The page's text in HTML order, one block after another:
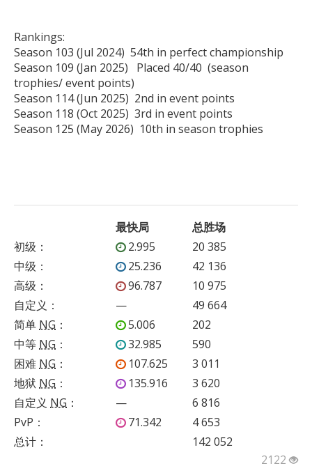
Rankings:
Season 103 (Jul 2024)  54th in perfect championship
Season 109 (Jan 2025)   Placed 40/40  (season
trophies/ event points)
Season 114 (Jun 2025)  2nd in event points
Season 118 (Oct 2025)  3rd in event points
Season 125 (May 2026)  10th in season trophies
最快局
总胜场
初级 ： 2.995
20 385
中级 ： 25.236
42 136
高级 ： 96.787
10 975
自定义 ： —
49 664
简单 NG ： 5.006
202
中等 NG ： 32.985
590
困难 NG ： 107.625
3 011
地狱 NG ： 135.916
3 620
自定义 NG ： —
6 816
PvP ： 71.342
4 653
总计：
142 052
2122